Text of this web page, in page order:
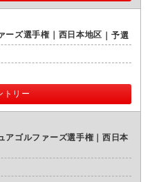
ーズ選手権｜西日本地区
予選
トリー
アゴルファーズ選手権｜西日本